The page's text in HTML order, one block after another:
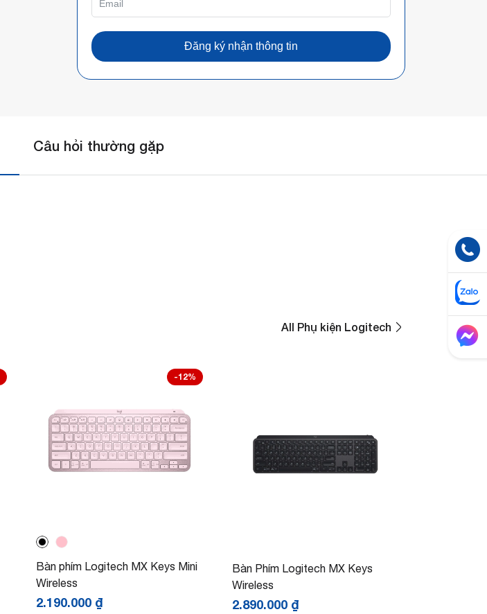
Đăng ký nhận thông tin
Câu hỏi thường gặp
All Phụ kiện Logitech
-12%
Bàn phím Logitech MX Keys Mini
Wireless
2.190.000 ₫
Bàn Phím Logitech MX Keys
Wireless
2.890.000 ₫